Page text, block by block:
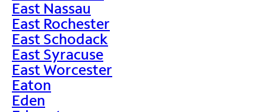
East Nassau
East Rochester
East Schodack
East Syracuse
East Worcester
Eaton
Eden